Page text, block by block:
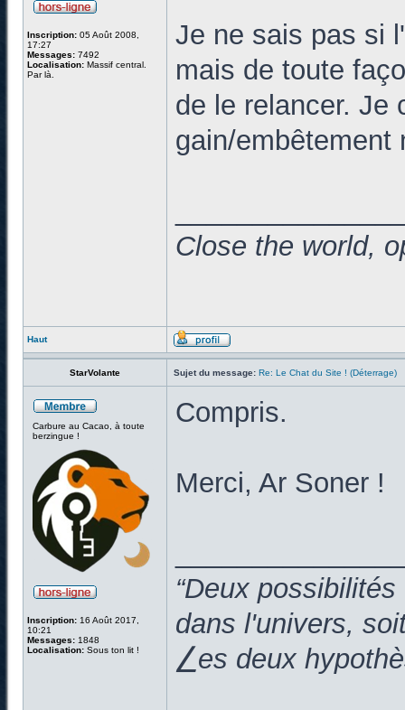
Inscription: 05 Août 2008,
17:27
Messages: 7492
Localisation: Massif central.
Par là.
Je ne sais pas si
mais de toute
de le relancer. Je
gain/embêtement
Close the world,
Haut
StarVolante Sujet du message: Re: Le Chat du Site ! (Déterrage)
Carbure au Cacao, à toute
berzingue !
Inscription: 16 Août 2017,
10:21
Messages: 1848
Localisation: Sous ton lit !
Compris.
Merci, Ar Soner !
“Deux
dans l'univers,
⎳es deux